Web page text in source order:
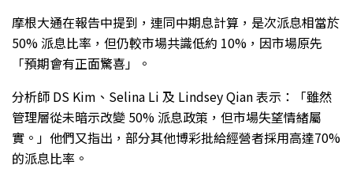
摩根大通在報告中提到，連同中期息計算，是次派息相當於
50% 派息比率，但仍較市場共識低約 10%，因市場原先
「預期會有正面驚喜」。
分析師 DS Kim、Selina Li 及 Lindsey Qian 表示：「雖然
管理層從未暗示改變 50% 派息政策，但市場失望情緒屬
實。」他們又指出，部分其他博彩批給經營者採用高達70%
的派息比率。